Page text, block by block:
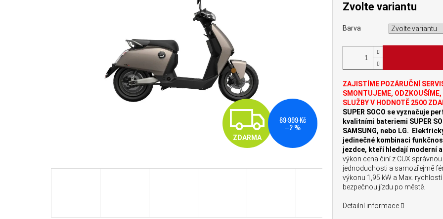
ZDARMA
ZDARMA
69 999 Kč
–2 %
Zvolte variantu
Barva
ZAJISTÍME POZÁRUČNÍ
SMONTUJEME, ODZKOUŠÍME,
SLUŽBY V HODNOTĚ 2500
SUPER SOCO se vyznačuje
kvalitními bateriemi SUPER
SAMSUNG, nebo LG.
jedinečné kombinaci
jezdce, kteří hledají moderní
výkon cena činí z CUX
jednoduchosti a samozřejmě
výkonu 1,95 kW a Max.
bezpečnou jízdu po městě.
Detailní informace